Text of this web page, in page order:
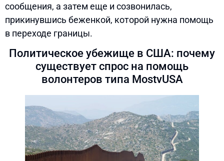
сообщения, а затем еще и созвонилась,
прикинувшись беженкой, которой нужна помощь
в переходе границы.
Политическое убежище в США: почему
существует спрос на помощь
волонтеров типа MostvUSA